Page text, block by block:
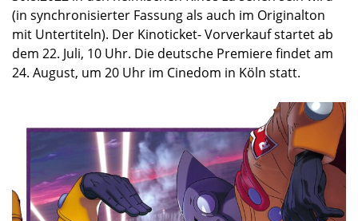
(in synchronisierter Fassung als auch im Originalton
mit Untertiteln). Der Kinoticket- Vorverkauf startet ab
dem 22. Juli, 10 Uhr. Die deutsche Premiere findet am
24. August, um 20 Uhr im Cinedom in Köln statt.